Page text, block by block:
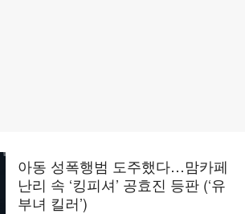
아동 성폭행범 도주했다…맘카페
난리 속 ‘킹피셔’ 공효진 등판 (‘유
부녀 킬러’)